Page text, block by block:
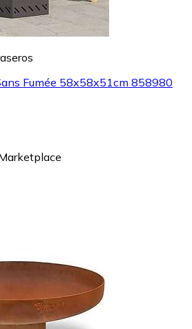
Fumée 58x58x51cm 858980